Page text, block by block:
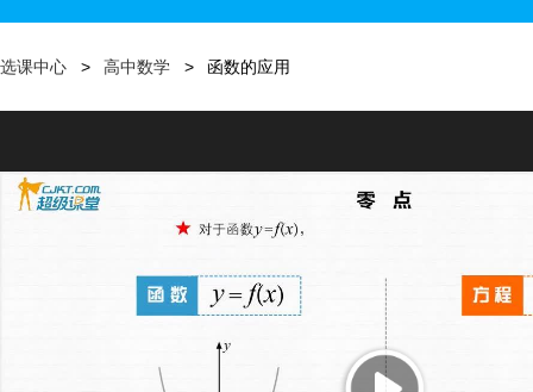
选课中心 高中数学 函数的应用